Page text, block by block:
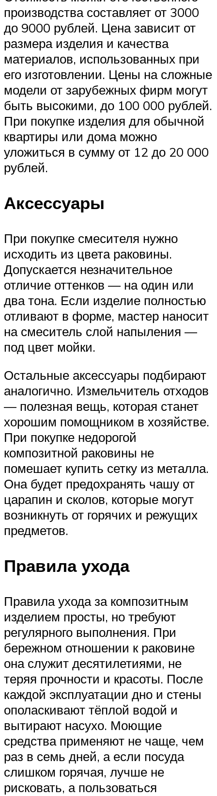
производства составляет от 3000
до 9000 рублей. Цена зависит от
размера изделия и качества
материалов, использованных при
его изготовлении. Цены на сложные
модели от зарубежных фирм могут
быть высокими, до 100 000 рублей.
При покупке изделия для обычной
квартиры или дома можно
уложиться в сумму от 12 до 20 000
рублей.
Аксессуары
При покупке смесителя нужно
исходить из цвета раковины.
Допускается незначительное
отличие оттенков — на один или
два тона. Если изделие полностью
отливают в форме, мастер наносит
на смеситель слой напыления —
под цвет мойки.
Остальные аксессуары подбирают
аналогично. Измельчитель отходов
— полезная вещь, которая станет
хорошим помощником в хозяйстве.
При покупке недорогой
композитной раковины не
помешает купить сетку из металла.
Она будет предохранять чашу от
царапин и сколов, которые могут
возникнуть от горячих и режущих
предметов.
Правила ухода
Правила ухода за композитным
изделием просты, но требуют
регулярного выполнения. При
бережном отношении к раковине
она служит десятилетиями, не
теряя прочности и красоты. После
каждой эксплуатации дно и стены
ополаскивают тёплой водой и
вытирают насухо. Моющие
средства применяют не чаще, чем
раз в семь дней, а если посуда
слишком горячая, лучше не
рисковать, а пользоваться